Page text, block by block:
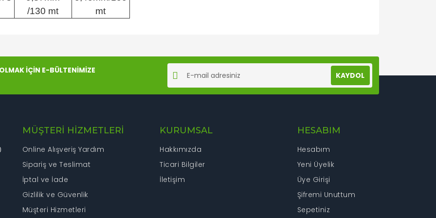
/130 mt
mt
İÇİN E-BÜLTENİMİZE
KAYDOL
MÜŞTERİ HİZMETLERİ
Online Alışveriş Yardım
Sipariş ve Teslimat
İptal ve İade
Gizlilik ve Güvenlik
Müşteri Hizmetleri
KURUMSAL
Hakkımızda
Ticari Bilgiler
İletişim
HESABIM
Hesabım
Yeni Üyelik
Üye Girişi
Şifremi Unuttum
Sepetiniz